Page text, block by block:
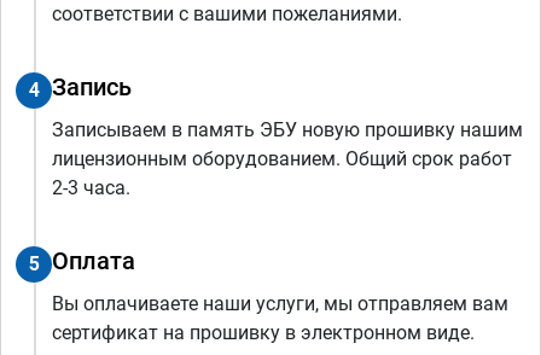
соответствии с вашими пожеланиями.
4 Запись
Записываем в память ЭБУ новую прошивку нашим
лицензионным оборудованием. Общий срок работ
2-3 часа.
5 Оплата
Вы оплачиваете наши услуги, мы отправляем вам
сертификат на прошивку в электронном виде.